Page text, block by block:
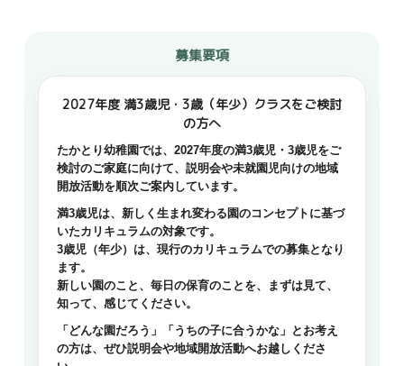
募集要項
2027年度 満3歳児・3歳（年少）クラスをご検討
の方へ
たかとり幼稚園では、2027年度の満3歳児・3歳児をご
検討のご家庭に向けて、説明会や未就園児向けの地域
開放活動を順次ご案内しています。
満3歳児は、新しく生まれ変わる園のコンセプトに基づ
いたカリキュラムの対象です。
3歳児（年少）は、現行のカリキュラムでの募集となり
ます。
新しい園のこと、毎日の保育のことを、まずは見て、
知って、感じてください。
「どんな園だろう」「うちの子に合うかな」とお考え
の方は、ぜひ説明会や地域開放活動へお越しくださ